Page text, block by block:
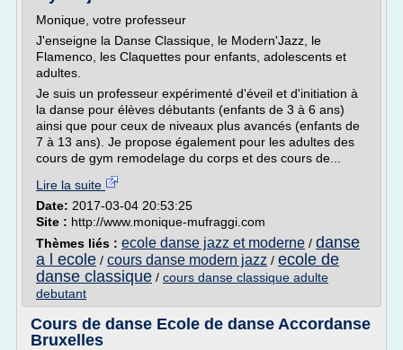
Monique, votre professeur
J'enseigne la Danse Classique, le Modern'Jazz, le
Flamenco, les Claquettes pour enfants, adolescents et
adultes.
Je suis un professeur expérimenté d'éveil et d'initiation à
la danse pour élèves débutants (enfants de 3 à 6 ans)
ainsi que pour ceux de niveaux plus avancés (enfants de
7 à 13 ans). Je propose également pour les adultes des
cours de gym remodelage du corps et des cours de...
Lire la suite
Date: 2017-03-04 20:53:25
Site : http://www.monique-mufraggi.com
Thèmes liés : ecole danse jazz et moderne / danse
a l ecole / cours danse modern jazz / ecole de
danse classique / cours danse classique adulte
debutant
Cours de danse Ecole de danse Accordanse
Bruxelles